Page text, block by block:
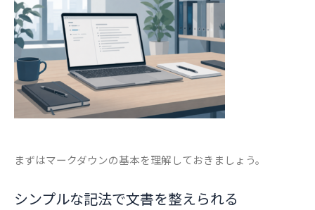
まずはマークダウンの基本を理解しておきましょう。
シンプルな記法で文書を整えられる